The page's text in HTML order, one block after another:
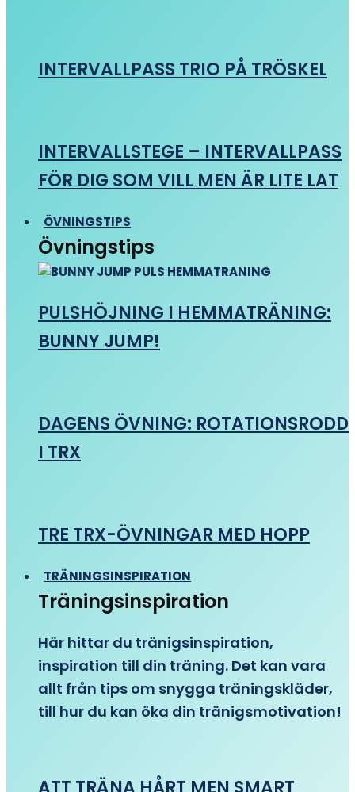
INTERVALLPASS TRIO PÅ TRÖSKEL
INTERVALLSTEGE – INTERVALLPASS
FÖR DIG SOM VILL MEN ÄR LITE LAT
ÖVNINGSTIPS
Övningstips
PULSHÖJNING I HEMMATRÄNING:
BUNNY JUMP!
DAGENS ÖVNING: ROTATIONSRODD
I TRX
TRE TRX-ÖVNINGAR MED HOPP
TRÄNINGSINSPIRATION
Träningsinspiration
Här hittar du tränigsinspiration,
inspiration till din träning. Det kan vara
allt från tips om snygga träningskläder,
till hur du kan öka din tränigsmotivation!